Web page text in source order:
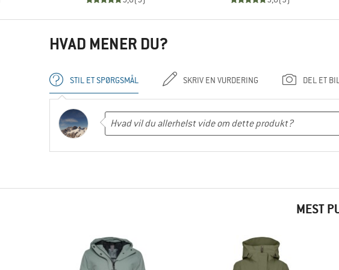
HVAD MENER DU?
STIL ET SPØRGSMÅL SKRIV EN VURDERING DEL ET
MEST